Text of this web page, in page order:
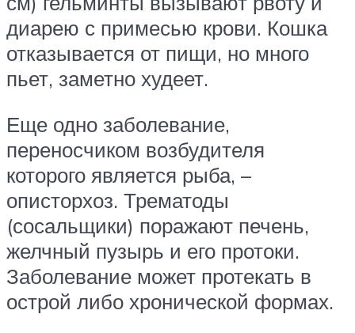
диарею с примесью крови. Кошка
отказывается от пищи, но много
пьет, заметно худеет.
Еще одно заболевание,
переносчиком возбудителя
которого является рыба, –
описторхоз. Трематоды
(сосальщики) поражают печень,
желчный пузырь и его протоки.
Заболевание может протекать в
острой либо хронической формах.